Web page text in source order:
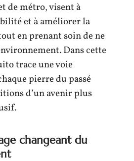
de métro, visent à
et à améliorer la
en prenant soin de ne
Dans cette
trace une voie
pierre du passé
d’un avenir plus
changeant du